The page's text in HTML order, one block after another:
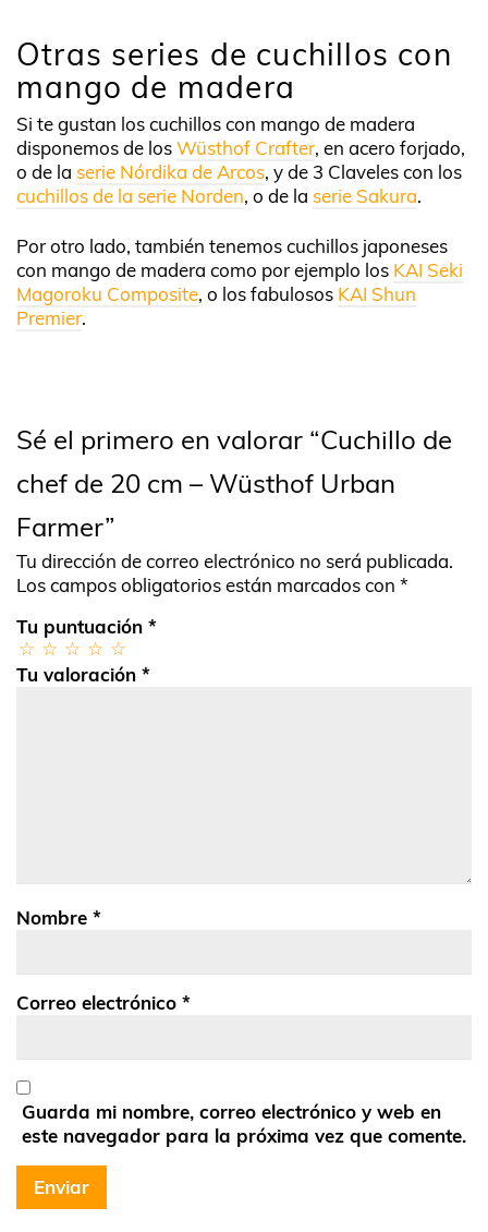
Otras series de cuchillos con
mango de madera
Si te gustan los cuchillos con mango de madera
disponemos de losWüsthof Crafter, en acero forjado,
o de la serie Nórdika de Arcos, y de 3 Claveles con los
cuchillos de la serie Norden, o de la serie Sakura.
Por otro lado, también tenemos cuchillos japoneses
con mango de madera como por ejemplo los KAI Seki
Magoroku Composite, o los fabulosos KAI Shun
Premier.
Sé el primero en valorar “Cuchillo de
chef de 20 cm – Wüsthof Urban
Farmer”
Tu dirección de correo electrónico no será publicada.
Los campos obligatorios están marcados con *
Tu puntuación *
Tu valoración *
Nombre *
Correo electrónico *
Guarda mi nombre, correo electrónico y web en
este navegador para la próxima vez que comente.